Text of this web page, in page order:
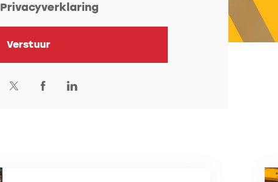
Privacyverklaring
Verstuur